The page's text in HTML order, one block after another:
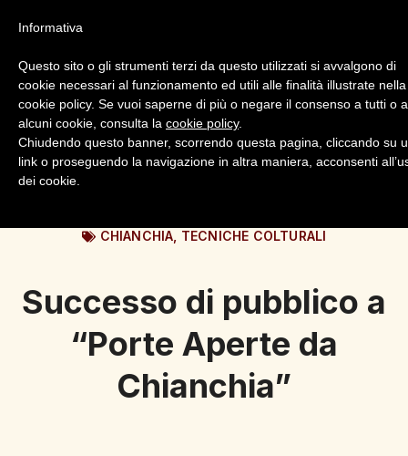
Login Registrazione
CHIANCHIA TECNICHE COLTURALI
Successo di pubblico a
“Porte Aperte da
Chianchia”
Informativa
Questo sito o gli strumenti terzi da questo utilizzati si avvalgono di
cookie necessari al funzionamento ed utili alle finalità illustrate nella
cookie policy. Se vuoi saperne di più o negare il consenso a tutti o
alcuni cookie, consulta la cookie policy.
Chiudendo questo banner, scorrendo questa pagina, cliccando su
link o proseguendo la navigazione in altra maniera, acconsenti
dei cookie.